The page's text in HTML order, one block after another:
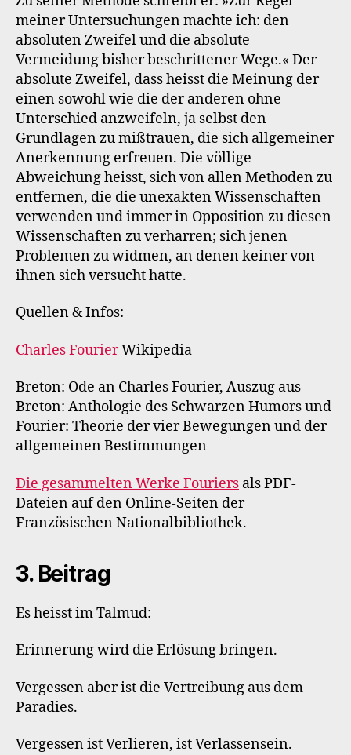
meiner Untersuchungen machte ich: den
absoluten Zweifel und die absolute
Vermeidung bisher beschrittener Wege.« Der
absolute Zweifel, dass heisst die Meinung der
einen sowohl wie die der anderen ohne
Unterschied anzweifeln, ja selbst den
Grundlagen zu mißtrauen, die sich allgemeiner
Anerkennung erfreuen. Die völlige
Abweichung heisst, sich von allen Methoden zu
entfernen, die die unexakten Wissenschaften
verwenden und immer in Opposition zu diesen
Wissenschaften zu verharren; sich jenen
Problemen zu widmen, an denen keiner von
ihnen sich versucht hatte.
Quellen & Infos:
Charles FourierWikipedia
Breton: Ode an Charles Fourier, Auszug aus
Breton: Anthologie des Schwarzen Humors und
Fourier: Theorie der vier Bewegungen und der
allgemeinen Bestimmungen
Die gesammelten Werke Fouriers als PDF-
Dateien auf den Online-Seiten der
Französischen Nationalbibliothek.
3. Beitrag
Es heisst im Talmud:
Erinnerung wird die Erlösung bringen.
Vergessen aber ist die Vertreibung aus dem
Paradies.
Vergessen ist Verlieren, ist Verlassensein.